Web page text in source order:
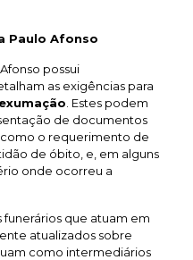
Paulo Afonso
possui
as exigências para
. Estes podem
de documentos
o requerimento de
de óbito, e, em alguns
onde ocorreu a
funerários que atuam em
atualizados sobre
como intermediários